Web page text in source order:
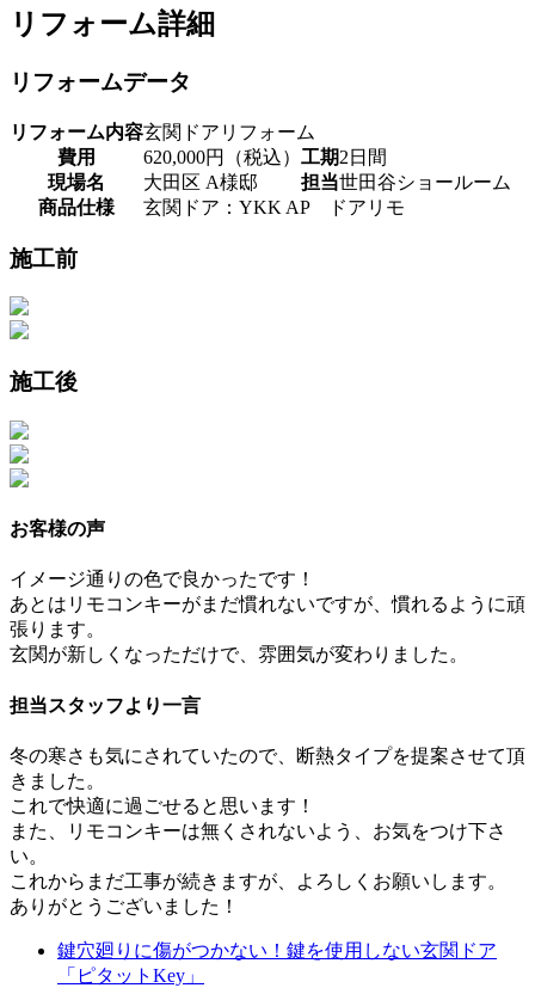
リフォーム詳細
リフォームデータ
リフォーム内容玄関ドアリフォーム
費用
620,000円（税込） 工期2日間
現場名
大田区 A様邸 担当世田谷ショールーム
商品仕様
玄関ドア：YKK AP ドアリモ
施工前
施工後
お客様の声
イメージ通りの色で良かったです！
あとはリモコンキーがまだ慣れないですが、慣れるように頑
張ります。
玄関が新しくなっただけで、雰囲気が変わりました。
担当スタッフより一言
冬の寒さも気にされていたので、断熱タイプを提案させて頂
きました。
これで快適に過ごせると思います！
また、リモコンキーは無くされないよう、お気をつけ下さ
い。
これからまだ工事が続きますが、よろしくお願いします。
ありがとうございました！
鍵穴廻りに傷がつかない！鍵を使用しない玄関ドア
「ピタットKey」